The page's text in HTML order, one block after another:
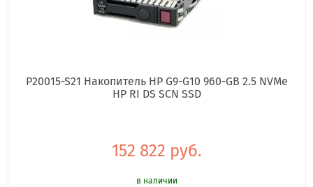
P20015-S21 Накопитель HP G9-G10 960-GB 2.5 NVMe
HP RI DS SCN SSD
152 822 руб.
в наличии